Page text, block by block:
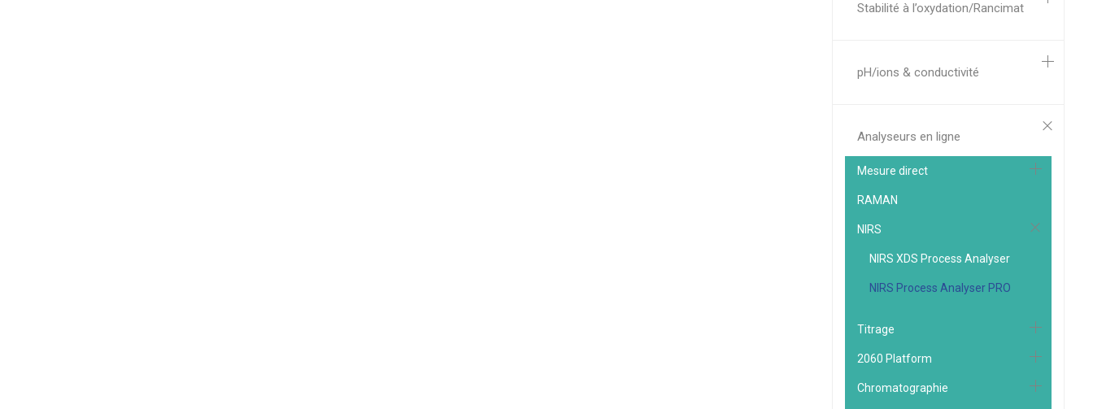
Stabilité à l’oxydation/Rancimat
pH/ions & conductivité
Analyseurs en ligne
Mesure direct
RAMAN
NIRS
NIRS XDS Process Analyser
NIRS Process Analyser PRO
Titrage
2060 Platform
Chromatographie